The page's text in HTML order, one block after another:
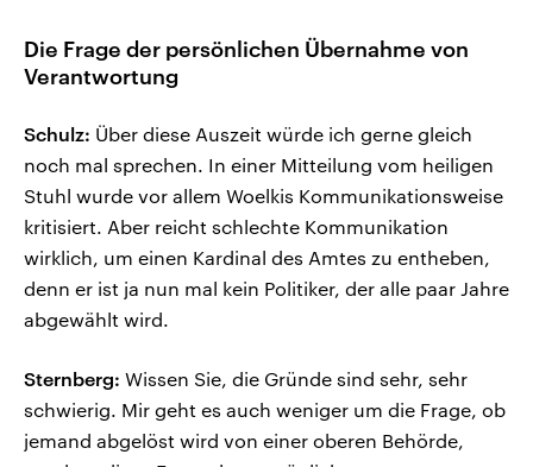
Die Frage der persönlichen Übernahme von
Verantwortung
Schulz: Über diese Auszeit würde ich gerne gleich
noch mal sprechen. In einer Mitteilung vom heiligen
Stuhl wurde vor allem Woelkis Kommunikationsweise
kritisiert. Aber reicht schlechte Kommunikation
wirklich, um einen Kardinal des Amtes zu entheben,
denn er ist ja nun mal kein Politiker, der alle paar Jahre
abgewählt wird.
Sternberg: Wissen Sie, die Gründe sind sehr, sehr
schwierig. Mir geht es auch weniger um die Frage, ob
jemand abgelöst wird von einer oberen Behörde,